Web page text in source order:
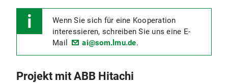
Wenn Sie sich für eine Kooperation
interessieren, schreiben Sie uns eine E-
Mail
ai@som.lmu.de.
Projekt mit ABB Hitachi